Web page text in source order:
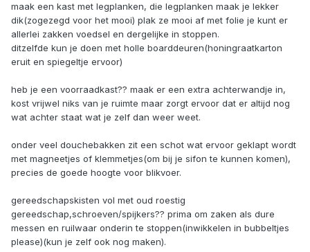
maak een kast met legplanken, die legplanken maak je lekker
dik(zogezegd voor het mooi) plak ze mooi af met folie je kunt er
allerlei zakken voedsel en dergelijke in stoppen.
ditzelfde kun je doen met holle boarddeuren(honingraatkarton
eruit en spiegeltje ervoor)
heb je een voorraadkast?? maak er een extra achterwandje in,
kost vrijwel niks van je ruimte maar zorgt ervoor dat er altijd nog
wat achter staat wat je zelf dan weer weet.
onder veel douchebakken zit een schot wat ervoor geklapt wordt
met magneetjes of klemmetjes(om bij je sifon te kunnen komen),
precies de goede hoogte voor blikvoer.
gereedschapskisten vol met oud roestig
gereedschap,schroeven/spijkers?? prima om zaken als dure
messen en ruilwaar onderin te stoppen(inwikkelen in bubbeltjes
please)(kun je zelf ook nog maken).